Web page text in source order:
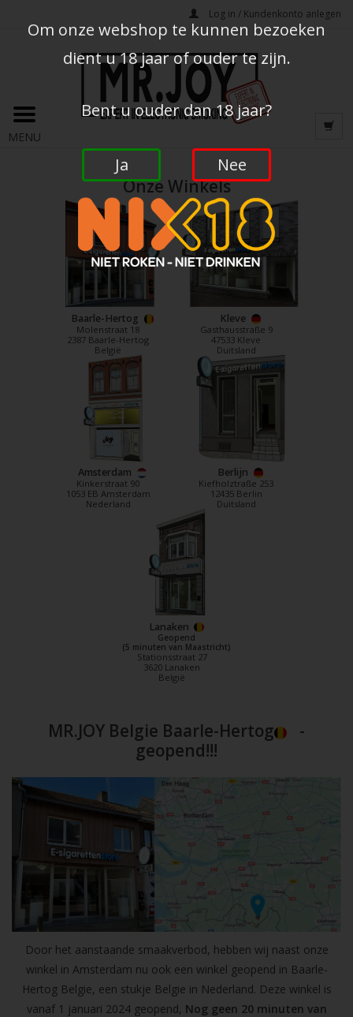
Log in / Kundenkonto anlegen
MENU
Onze Winkels
Baarle-Hertog
Molenstraat 18
2387 Baarle-Hertog
België
Kleve
Gasthausstraße 9
47533 Kleve
Duitsland
Amsterdam
Kinkerstraat 90
1053 EB Amsterdam
Nederland
Berlijn
Kiefholztraße 253
12435 Berlin
Duitsland
Lanaken
Geopend
(5 minuten van Maastricht)
Stationsstraat 27
3620 Lanaken
België
MR.JOY Belgie Baarle-Hertog
-
geopend!!!
Door het aanstaande smaakverbod, hebben wij naast onze
winkel in Amsterdam nu ook een winkel geopend in Baarle-
Hertog Belgie, een stukje Belgie in Nederland. Deze winkel is
vanaf 1 januari 2024 geopend, Nog geen 20 minuten van
Om onze webshop te kunnen bezoeken
dient u 18 jaar of ouder te zijn.
Bent u ouder dan 18 jaar?
Ja Nee